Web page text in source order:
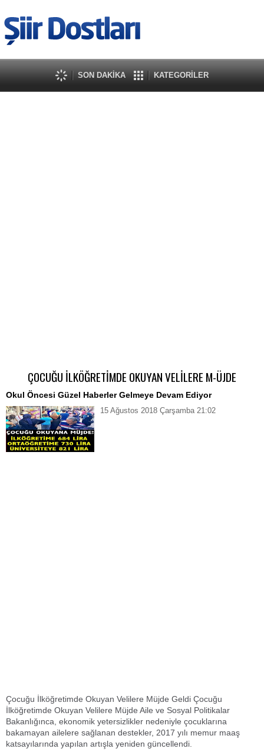
SON DAKİKA KATEGORİLER
ÇOCUĞU İLKÖĞRETİMDE OKUYAN VELİLERE M-ÜJDE
Okul Öncesi Güzel Haberler Gelmeye Devam Ediyor
15 Ağustos 2018 Çarşamba 21:02
Çocuğu İlköğretimde Okuyan Velilere Müjde Geldi Çocuğu
İlköğretimde Okuyan Velilere Müjde Aile ve Sosyal Politikalar
Bakanlığınca, ekonomik yetersizlikler nedeniyle çocuklarına
bakamayan ailelere sağlanan destekler, 2017 yılı memur maaş
katsayılarında yapılan artışla yeniden güncellendi.